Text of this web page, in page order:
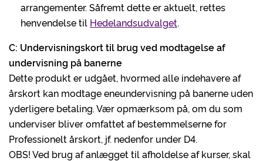
arrangementer. Såfremt dette er aktuelt, rettes
henvendelse til Hedelandsudvalget.
C: Undervisningskort til brug ved modtagelse af
undervisning på banerne
Dette produkt er udgået, hvormed alle indehavere af
årskort kan modtage eneundervisning på banerne uden
yderligere betaling. Vær opmærksom på, om du som
underviser bliver omfattet af bestemmelserne for
Professionelt årskort, jf. nedenfor under D4.
OBS! Ved brug af anlægget til afholdelse af kurser, skal